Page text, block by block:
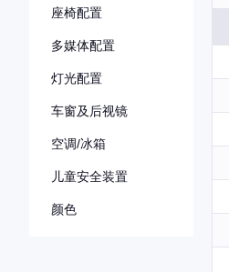
座椅配置
多媒体配置
灯光配置
车窗及后视镜
空调/冰箱
儿童安全装置
颜色